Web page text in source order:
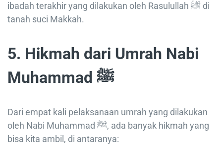
ibadah terakhir yang dilakukan oleh Rasulullah ﷺ di
tanah suci Makkah.
5. Hikmah dari Umrah Nabi
Muhammad ﷺ
Dari empat kali pelaksanaan umrah yang dilakukan
oleh Nabi Muhammad ﷺ, ada banyak hikmah yang
bisa kita ambil, di antaranya: